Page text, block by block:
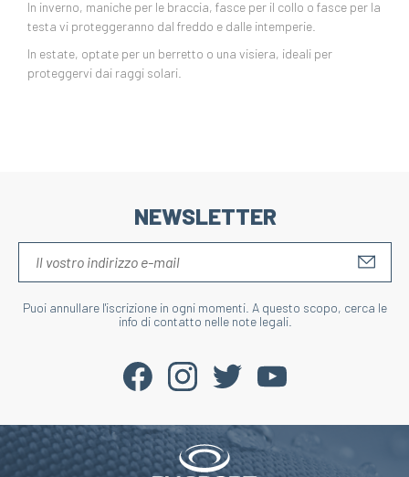
In inverno, maniche per le braccia, fasce per il collo o fasce per la
testa vi proteggeranno dal freddo e dalle intemperie.
In estate, optate per un berretto o una visiera, ideali per
proteggervi dai raggi solari.
NEWSLETTER
Puoi annullare l'iscrizione in ogni momenti. A questo scopo, cerca le
info di contatto nelle note legali.